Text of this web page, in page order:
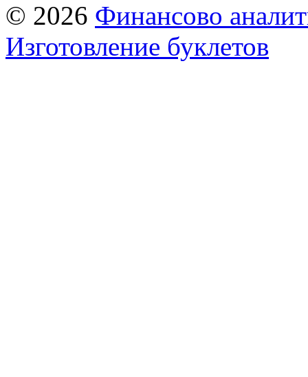
© 2026 Финансово
Изготовление буклетов